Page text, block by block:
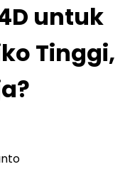
untuk
Tinggi,